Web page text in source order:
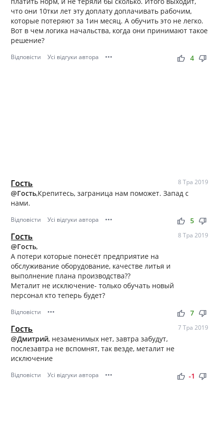
что они 10тки лет эту доплату доплачивать рабочим,
которые потеряют за 1ин месяц. А обучить это не легко.
Вот в чем логика начальства, когда они принимают такое
решение?
Відповісти Усі відгуки автора ••• thumb_up thumb_down
4
Гость 8 Тра 2019
@Гость,Крепитесь, заграница нам поможет. Запад с
нами.
Відповісти Усі відгуки автора ••• thumb_up thumb_down
5
Гость 8 Тра 2019
@Гость,
А потери которые понесёт предприятие на
обслуживание оборудование, качестве литья и
выполнение плана производства??
Металит не исключение- только обучать новый
персонал кто теперь будет?
Відповісти ••• thumb_up thumb_down
7
Гость 7 Тра 2019
@Дмитрий, незаменимых нет, завтра забудут,
послезавтра не вспомнят, так везде, металит не
исключение
Відповісти Усі відгуки автора ••• thumb_up thumb_down
-1